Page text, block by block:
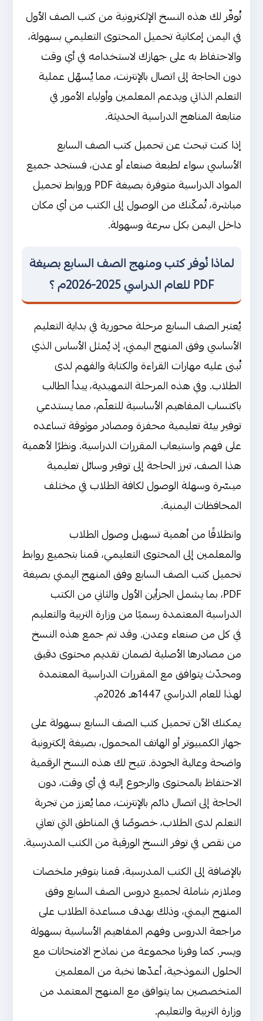
كتاب العلوم
كتاب التاريخ
كتاب اللغة الإنجليزية English
تُوفّر لك هذه النسخ الإلكترونية من كتب الصف الأول
في اليمن إمكانية تحميل المحتوى التعليمي بسهولة،
والاحتفاظ به على جهازك لاستخدامه في أي وقت
دون الحاجة إلى اتصال بالإنترنت، مما يُسهّل عملية
التعلم الذاتي ويدعم المعلمين وأولياء الأمور في
متابعة المناهج الدراسية الحديثة.
إذا كنت تبحث عن تحميل كتب الصف السابع
الأساسي سواء لطبعة صنعاء أو عدن، فستجد جميع
المواد الدراسية متوفرة بصيغة PDF وروابط تحميل
مباشرة، تُمكّنك من الوصول إلى الكتب من أي مكان
داخل اليمن بكل سرعة وسهولة.
لماذا نُوفر كتب ومنهج الصف السابع بصيغة
PDF للعام الدراسي 2025-2026م ؟
يُعتبر الصف السابع مرحلة محورية في بداية التعليم
الأساسي وفق المنهج اليمني، إذ يُمثل الأساس الذي
تُبنى عليه مهارات القراءة والكتابة والفهم لدى
الطلاب. وفي هذه المرحلة التمهيدية، يبدأ الطالب
باكتساب المفاهيم الأساسية للتعلّم، مما يستدعي
توفير بيئة تعليمية محفزة ومصادر موثوقة تساعده
على فهم واستيعاب المقررات الدراسية. ونظرًا لأهمية
هذا الصف، تبرز الحاجة إلى توفير وسائل تعليمية
ميسّرة وسهلة الوصول لكافة الطلاب في مختلف
المحافظات اليمنية.
وانطلاقًا من أهمية تسهيل وصول الطلاب
والمعلمين إلى المحتوى التعليمي، قمنا بتجميع روابط
تحميل كتب الصف السابع وفق المنهج اليمني بصيغة
PDF، بما يشمل الجزأين الأول والثاني من الكتب
الدراسية المعتمدة رسميًا من وزارة التربية والتعليم
في كل من صنعاء وعدن. وقد تم جمع هذه النسخ
من مصادرها الأصلية لضمان تقديم محتوى دقيق
ومحدّث يتوافق مع المقررات الدراسية المعتمدة
لهذا للعام الدراسي 1447هـ 2026م.
يمكنك الآن تحميل كتب الصف السابع بسهولة على
جهاز الكمبيوتر أو الهاتف المحمول، بصيغة إلكترونية
واضحة وعالية الجودة. تتيح لك هذه النسخ الرقمية
الاحتفاظ بالمحتوى والرجوع إليه في أي وقت، دون
الحاجة إلى اتصال دائم بالإنترنت، مما يُعزز من تجربة
التعلم لدى الطلاب، خصوصًا في المناطق التي تعاني
من نقص في توفر النسخ الورقية من الكتب المدرسية.
بالإضافة إلى الكتب المدرسية، قمنا بتوفير ملخصات
وملازم شاملة لجميع دروس الصف السابع وفق
المنهج اليمني، وذلك بهدف مساعدة الطلاب على
مراجعة الدروس وفهم المفاهيم الأساسية بسهولة
ويسر. كما وفرنا مجموعة من نماذج الامتحانات مع
الحلول النموذجية، أعدّها نخبة من المعلمين
المتخصصين بما يتوافق مع المنهج المعتمد من
وزارة التربية والتعليم.